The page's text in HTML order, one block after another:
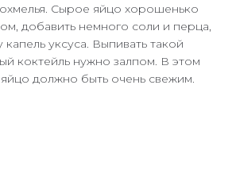
Сырое яйцо хорошенько
добавить немного соли и перца,
уксуса. Выпивать такой
коктейль нужно залпом. В этом
должно быть очень свежим.